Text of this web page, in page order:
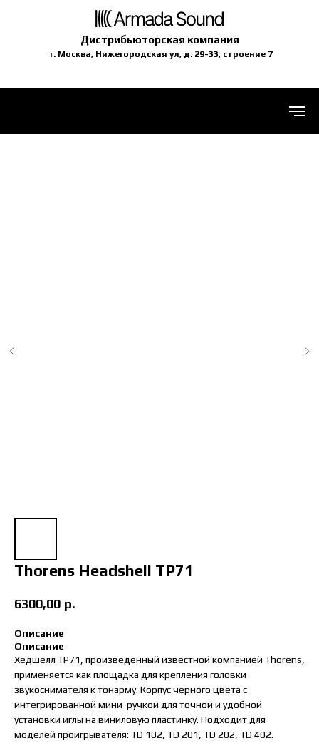
Дистрибьюторская компания
г. Москва, Нижегородская ул, д. 29-33, строение 7
Thorens Headshell TP71
6300,00 р.
Описание
Описание
Хедшелл TP71, произведенный известной компанией Thorens,
применяется как площадка для крепления головки
звукоснимателя к тонарму. Корпус черного цвета с
интегрированной мини-ручкой для точной и удобной
установки иглы на виниловую пластинку. Подходит для
моделей проигрывателя: TD 102, TD 201, TD 202, TD 402.